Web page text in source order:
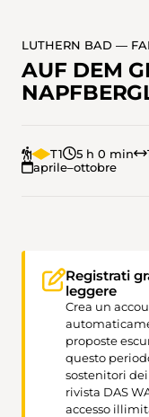
LUTHERN BAD —
AUF DEM
T1 5 h 0 min
aprile–ottobre
Registrati
leggere
Crea un
proposte
questo
sostenitori
rivista DAS
accesso